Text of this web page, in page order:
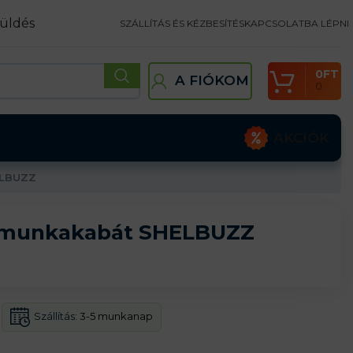
SZÁLLÍTÁS ÉS KÉZBESÍTÉSKAPCSOLATBA LÉPNI
A FIÓKOM 0
0FT
SHELBUZZ
Szállítás: 3-5 munkanap